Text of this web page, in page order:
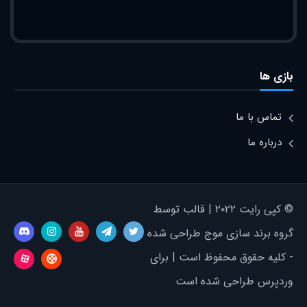
بازی ها
تماس با ما
درباره ما
© کپی رایت ۲۰۲۲ | قالب توسط
گروه برند سازی موج طراحی شده
- کلیه حقوق محفوظ است | برای
وردپرس طراحی شده است